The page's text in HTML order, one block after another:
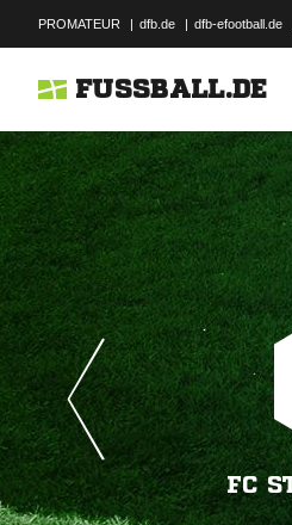
PROMATEUR | dfb.de | dfb-efootball.de
FUSSBALL.DE
FC